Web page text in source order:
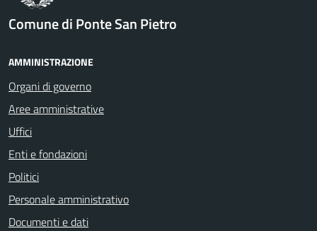
Comune di Ponte San Pietro
AMMINISTRAZIONE
Organi di governo
Aree amministrative
Uffici
Enti e fondazioni
Politici
Personale amministrativo
Documenti e dati